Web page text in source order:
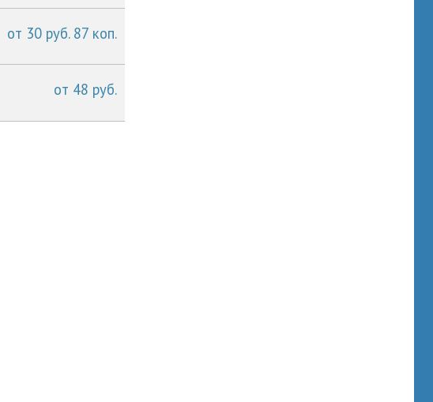
от 30 руб. 87 коп.
от 48 руб.